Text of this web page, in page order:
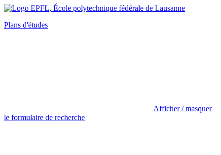
Plans d'études
Afficher / masquer
le formulaire de recherche